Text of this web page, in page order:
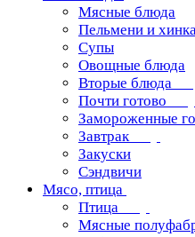
Мясные блюда
Пельмени и
Супы
Овощные блюда
Вторые блюда
Почти готово
Замороженные
Завтрак
Закуски
Сэндвичи
Мясо, птица
Птица
Мясные